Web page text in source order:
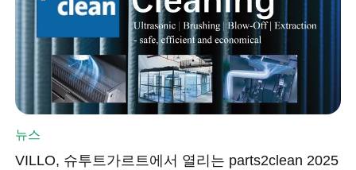
뉴스
VILLO, 슈투트가르트에서 열리는 parts2clean 2025